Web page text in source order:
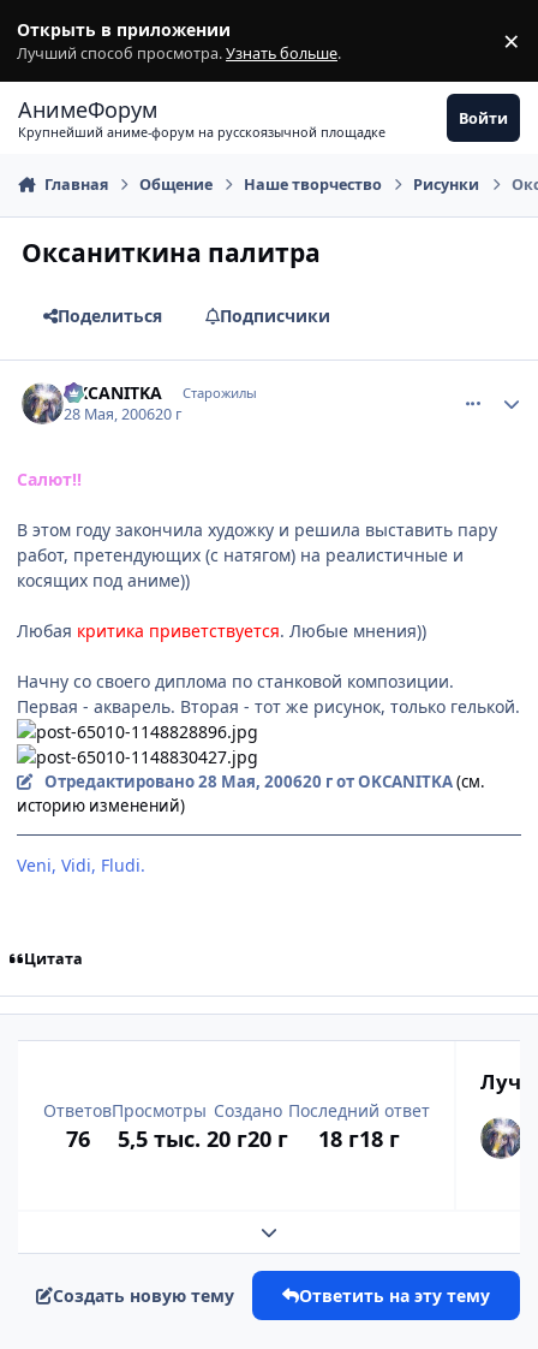
Открыть в приложении
Лучший способ просмотра.Узнать больше. ×
АнимеФорум
Крупнейший аниме-форум на русскоязычной площадке
Войти
Главная Общение Наше творчество Рисунки
Оксаниткина палитра
Поделиться Подписчики
OKCANITKA Старожилы
28 Мая, 200620 г
Салют!!
В этом году закончила художку и решила выставить пару
работ, претендующих (с натягом) на реалистичные и
косящих под аниме))
Любая критика приветствуется. Любые мнения))
Начну со своего диплома по станковой композиции.
Первая - акварель. Вторая - тот же рисунок, только гелькой.
Отредактировано28 Мая, 200620 гот OKCANITKA(см.
историю изменений)
Veni, Vidi, Fludi.
Цитата
Ответов
76
Просмотры
5,5 тыс.
Создано
20 г20 г
Последний ответ
18 г18 г
Развернуть обзор темы
Создать новую тему Ответить на эту тему